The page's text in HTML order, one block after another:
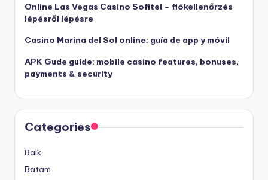
Online Las Vegas Casino Sofitel – fiókellenőrzés
lépésről lépésre
Casino Marina del Sol online: guía de app y móvil
APK Gude guide: mobile casino features, bonuses,
payments & security
Categories
Baik
Batam